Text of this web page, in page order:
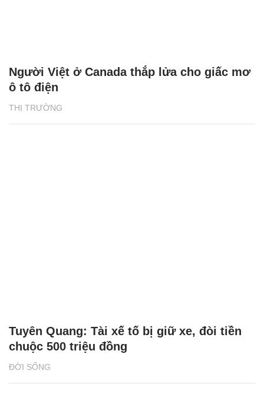
THỊ TRƯỜNG
Người Việt ở Canada thắp lửa cho giấc mơ
ô tô điện
ĐỜI SỐNG
Tuyên Quang: Tài xế tố bị giữ xe, đòi tiền
chuộc 500 triệu đồng